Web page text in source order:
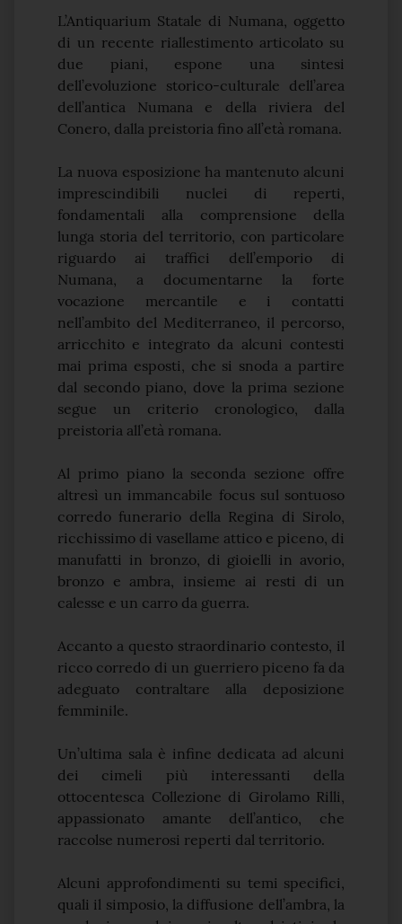
L’Antiquarium Statale di Numana, oggetto
di un recente riallestimento articolato su
due piani, espone una sintesi
dell’evoluzione storico-culturale dell’area
dell’antica Numana e della riviera del
Conero, dalla preistoria fino all’età romana.
La nuova esposizione ha mantenuto alcuni
imprescindibili nuclei di reperti,
fondamentali alla comprensione della
lunga storia del territorio, con particolare
riguardo ai traffici dell’emporio di
Numana, a documentarne la forte
vocazione mercantile e i contatti
nell’ambito del Mediterraneo, il percorso,
arricchito e integrato da alcuni contesti
mai prima esposti, che si snoda a partire
dal secondo piano, dove la prima sezione
segue un criterio cronologico, dalla
preistoria all’età romana.
Al primo piano la seconda sezione offre
altresì un immancabile focus sul sontuoso
corredo funerario della Regina di Sirolo,
ricchissimo di vasellame attico e piceno, di
manufatti in bronzo, di gioielli in avorio,
bronzo e ambra, insieme ai resti di un
calesse e un carro da guerra.
Accanto a questo straordinario contesto, il
ricco corredo di un guerriero piceno fa da
adeguato contraltare alla deposizione
femminile.
Un’ultima sala è infine dedicata ad alcuni
dei cimeli più interessanti della
ottocentesca Collezione di Girolamo Rilli,
appassionato amante dell’antico, che
raccolse numerosi reperti dal territorio.
Alcuni approfondimenti su temi specifici,
quali il simposio, la diffusione dell’ambra, la